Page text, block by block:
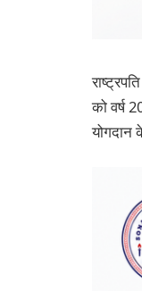
को वर्ष
योगदान